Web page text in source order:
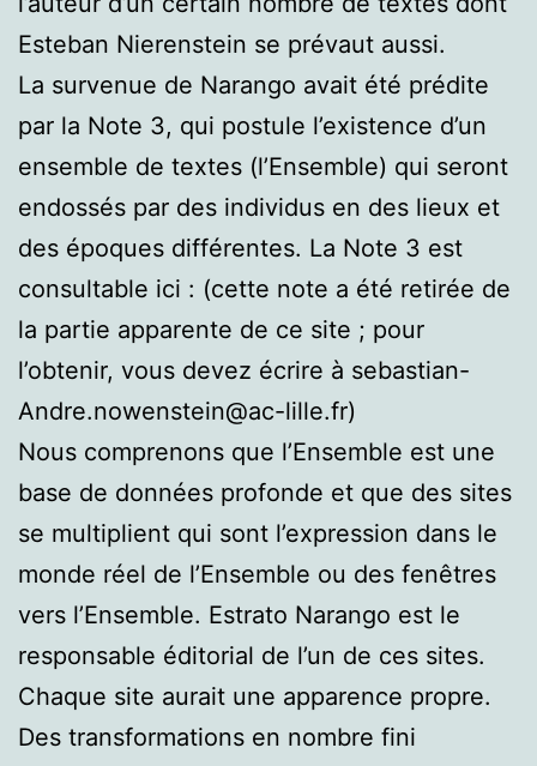
Esteban Nierenstein se prévaut aussi.
La survenue de Narango avait été prédite
par la Note 3, qui postule l’existence d’un
ensemble de textes (l’Ensemble) qui seront
endossés par des individus en des lieux et
des époques différentes. La Note 3 est
consultable ici : (cette note a été retirée de
la partie apparente de ce site ; pour
l’obtenir, vous devez écrire à sebastian-
Andre.nowenstein@ac-lille.fr)
Nous comprenons que l’Ensemble est une
base de données profonde et que des sites
se multiplient qui sont l’expression dans le
monde réel de l’Ensemble ou des fenêtres
vers l’Ensemble. Estrato Narango est le
responsable éditorial de l’un de ces sites.
Chaque site aurait une apparence propre.
Des transformations en nombre fini